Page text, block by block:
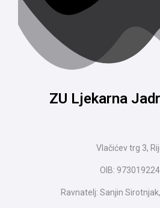
ZU Ljekarna
Vlačićev trg 3,
OIB:
Ravnatelj: Sanjin